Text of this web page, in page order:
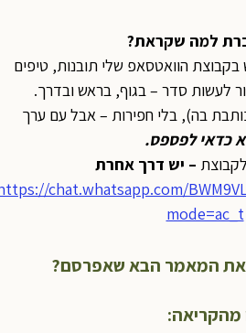
למה שקראת?
הוואטסאפ שלי תובנות, טיפים
לעשות סדר – בגוף, בראש ובדרך.
בה), בלי חפירות – אבל עם ערך
כדאי לפספס.
– יש דרך אחרת
https://chat.whatsapp.com/
mode=ac_t
את המאמר הבא שאפרסם?
מהקריאה: